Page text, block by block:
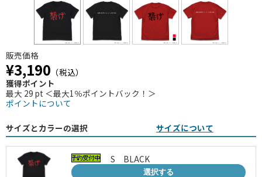
販売価格
¥3,190 （税込）
獲得ポイント
最大 29 pt ＜最大1％ポイントバック！＞
ポイントについて
サイズとカラーの選択 サイズについて
S BLACK
選択する